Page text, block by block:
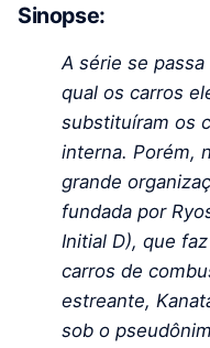
Sinopse:
A série se
qual os carros
substituíram os
interna. Porém,
grande
fundada por
Initial D), que
carros de
estreante,
sob o